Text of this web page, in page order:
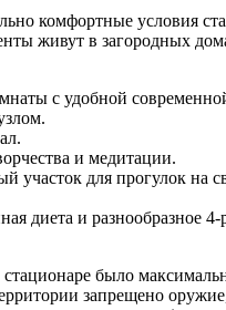
комфортные условия
живут в загородных
с удобной
и медитации.
участок для прогулок на
диета и разнообразное 4-
было
запрещено